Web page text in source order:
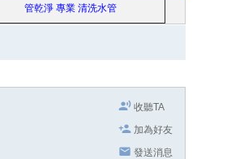
管乾淨 專業 清洗水管
收聽TA
加為好友
發送消息